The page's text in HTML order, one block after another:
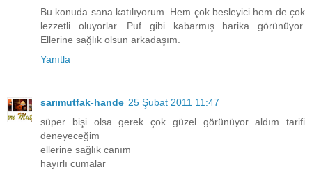
Bu konuda sana katılıyorum. Hem çok besleyici hem de çok
lezzetli oluyorlar. Puf gibi kabarmış harika görünüyor.
Ellerine sağlık olsun arkadaşım.
Yanıtla
sarımutfak-hande 25 Şubat 2011 11:47
süper bişi olsa gerek çok güzel görünüyor aldım tarifi
deneyeceğim
ellerine sağlık canım
hayırlı cumalar